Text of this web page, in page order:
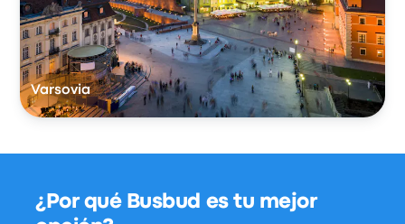
Varsovia
¿Por qué Busbud es tu mejor